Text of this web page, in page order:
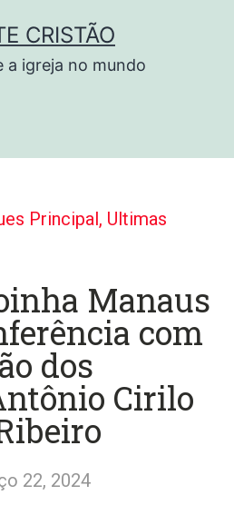
CRISTÃO
a igreja no mundo
Principal, Ultimas
Manaus
com
dos
Cirilo
22, 2024